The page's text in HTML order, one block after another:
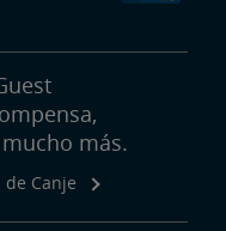
más.
Canje